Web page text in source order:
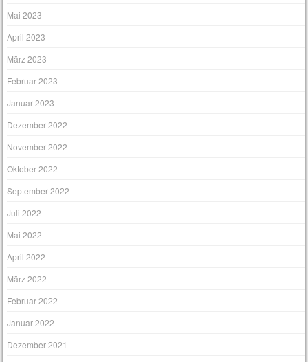
Mai 2023
April 2023
März 2023
Februar 2023
Januar 2023
Dezember 2022
November 2022
Oktober 2022
September 2022
Juli 2022
Mai 2022
April 2022
März 2022
Februar 2022
Januar 2022
Dezember 2021